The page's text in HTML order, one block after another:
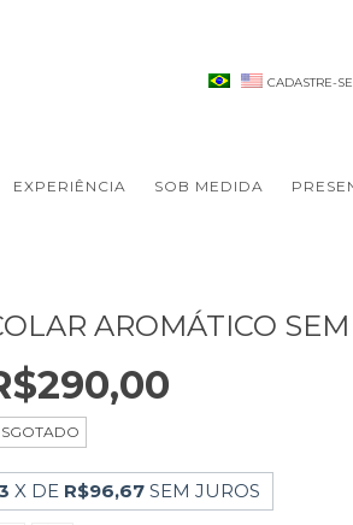
CADASTRE-SE
EXPERIÊNCIA SOB MEDIDA
AROMÁTICO
X DE R$96,67 SEM JUROS